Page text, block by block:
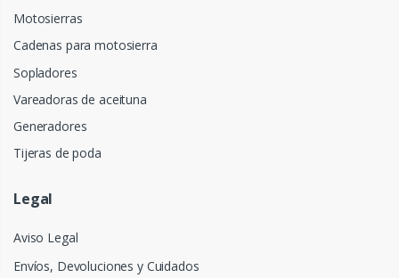
Motosierras
Cadenas para motosierra
Sopladores
Vareadoras de aceituna
Generadores
Tijeras de poda
Legal
Aviso Legal
Envíos, Devoluciones y Cuidados